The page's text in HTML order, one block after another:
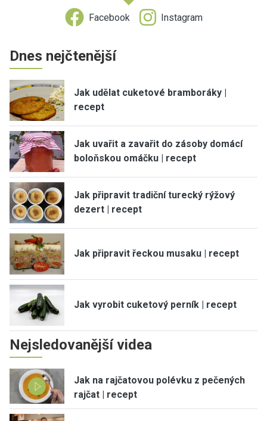
Facebook Instagram
Dnes nejčtenější
Jak udělat cuketové bramboráky |
recept
Jak uvařit a zavařit do zásoby domácí
boloňskou omáčku | recept
Jak připravit tradiční turecký rýžový
dezert | recept
Jak připravit řeckou musaku | recept
Jak vyrobit cuketový perník | recept
Nejsledovanější videa
Jak na rajčatovou polévku z pečených
rajčat | recept